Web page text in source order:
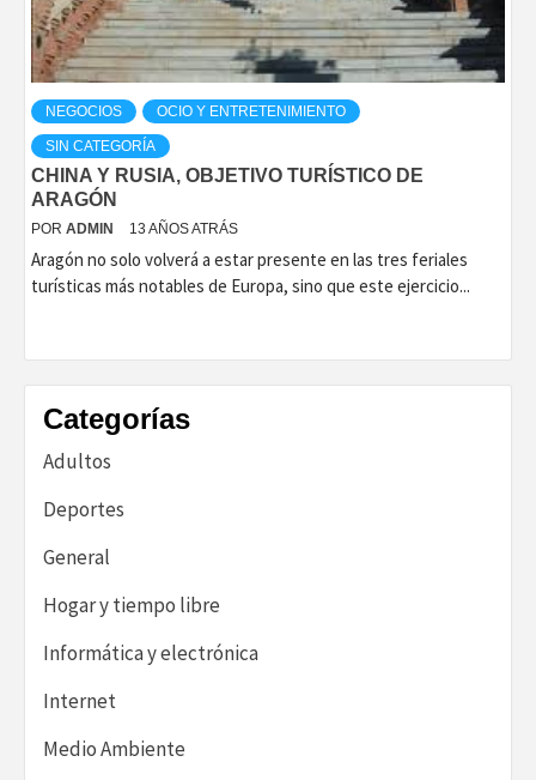
NEGOCIOS OCIO Y ENTRETENIMIENTO
SIN CATEGORÍA
CHINA Y RUSIA, OBJETIVO TURÍSTICO DE
ARAGÓN
POR ADMIN 13 AÑOS ATRÁS
Aragón no solo volverá a estar presente en las tres feriales
turísticas más notables de Europa, sino que este ejercicio...
Categorías
Adultos
Deportes
General
Hogar y tiempo libre
Informática y electrónica
Internet
Medio Ambiente